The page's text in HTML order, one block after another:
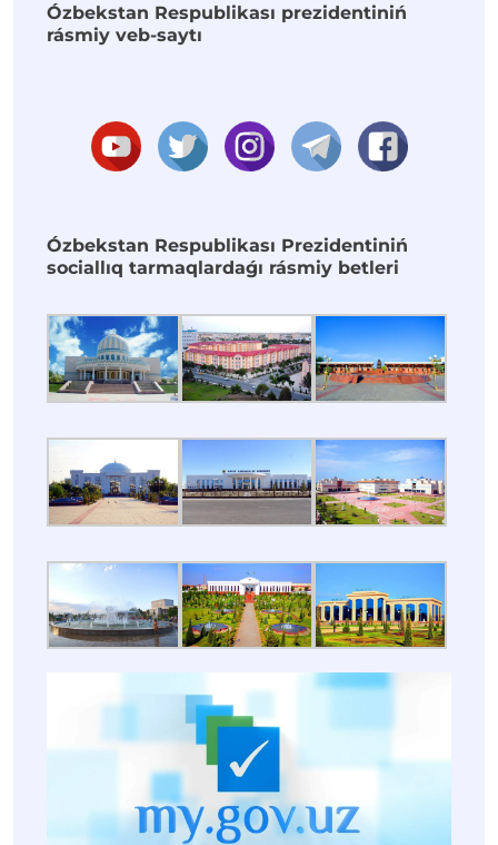
Ózbekstan Respublikası prezidentiniń
rásmiy veb-saytı
Ózbekstan Respublikası Prezidentiniń
sociallıq tarmaqlardaǵı rásmiy betleri